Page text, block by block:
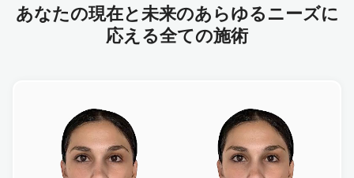
あなたの現在と未来のあらゆるニーズに
応える全ての施術